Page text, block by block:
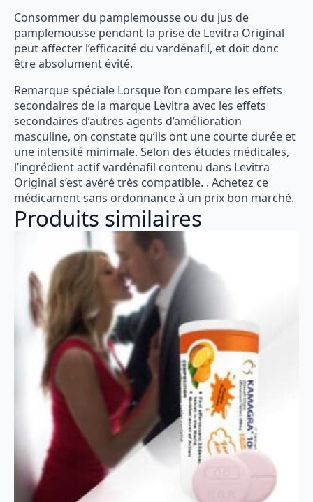
Consommer du pamplemousse ou du jus de
pamplemousse pendant la prise de Levitra Original
peut affecter l’efficacité du vardénafil, et doit donc
être absolument évité.
Remarque spéciale Lorsque l’on compare les effets
secondaires de la marque Levitra avec les effets
secondaires d’autres agents d’amélioration
masculine, on constate qu’ils ont une courte durée et
une intensité minimale. Selon des études médicales,
l’ingrédient actif vardénafil contenu dans Levitra
Original s’est avéré très compatible. . Achetez ce
médicament sans ordonnance à un prix bon marché.
Produits similaires